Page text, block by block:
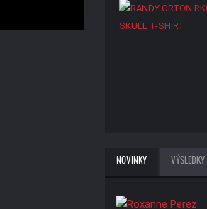
NOVINKY VÝSLEDKY